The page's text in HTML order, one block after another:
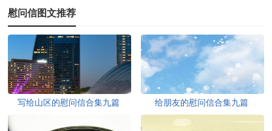
慰问信图文推荐
写给山区的慰问信合集九篇 给朋友的慰问信合集九篇